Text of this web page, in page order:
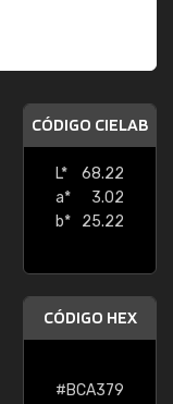
CÓDIGO CIELAB
L*
68.22
a*
3.02
b*
25.22
CÓDIGO HEX
#BCA379